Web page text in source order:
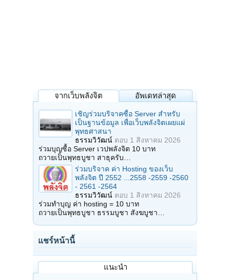
จากเว็บพลังจิต อัพเดทล่าสุด
เชิญร่วมบริจาคซื้อ Server สำหรับ
เป็นฐานข้อมูล เพื่อเว็บพลังจิตเผยแผ่
พุทธศาสนา
ธรรมวิวัฒน์ ตอบ 1 สิงหาคม 2026
ร่วมบุญซื้อ Server เวปพลังจิต 10 บาท
ถวายเป็นพุทธบูชา สาธุครับ…
ร่วมบริจาค ค่า Hosting ของเว็บ
พลังจิต ปี 2552 ...2558 -2559 -2560
- 2561 -2564
ธรรมวิวัฒน์ ตอบ 1 สิงหาคม 2026
ร่วมทำบุญ ค่า hosting = 10 บาท
ถวายเป็นพุทธบูชา ธรรมบูชา สังฆบูชา…
แชร์หน้านี้
แนะนำ